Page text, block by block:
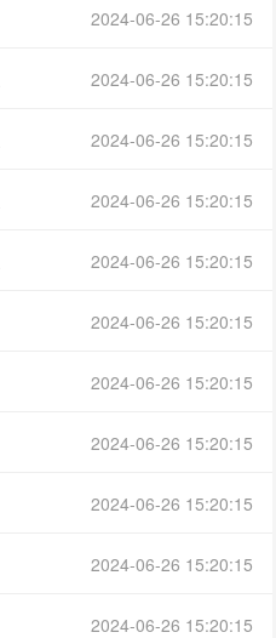
2024-06-26 15:20:15
2024-06-26 15:20:15
2024-06-26 15:20:15
2024-06-26 15:20:15
2024-06-26 15:20:15
2024-06-26 15:20:15
2024-06-26 15:20:15
2024-06-26 15:20:15
2024-06-26 15:20:15
2024-06-26 15:20:15
2024-06-26 15:20:15